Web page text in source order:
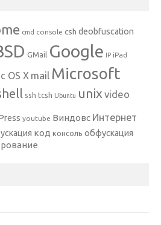
cmd console csh deobfuscation
GMail Google IP iPad
OS X mail Microsoft
ssh tcsh Ubuntu unix video
youtube Виндовс Интернет
код консоль обфускация